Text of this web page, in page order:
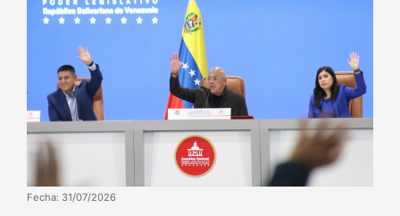
Fecha: 31/07/2026